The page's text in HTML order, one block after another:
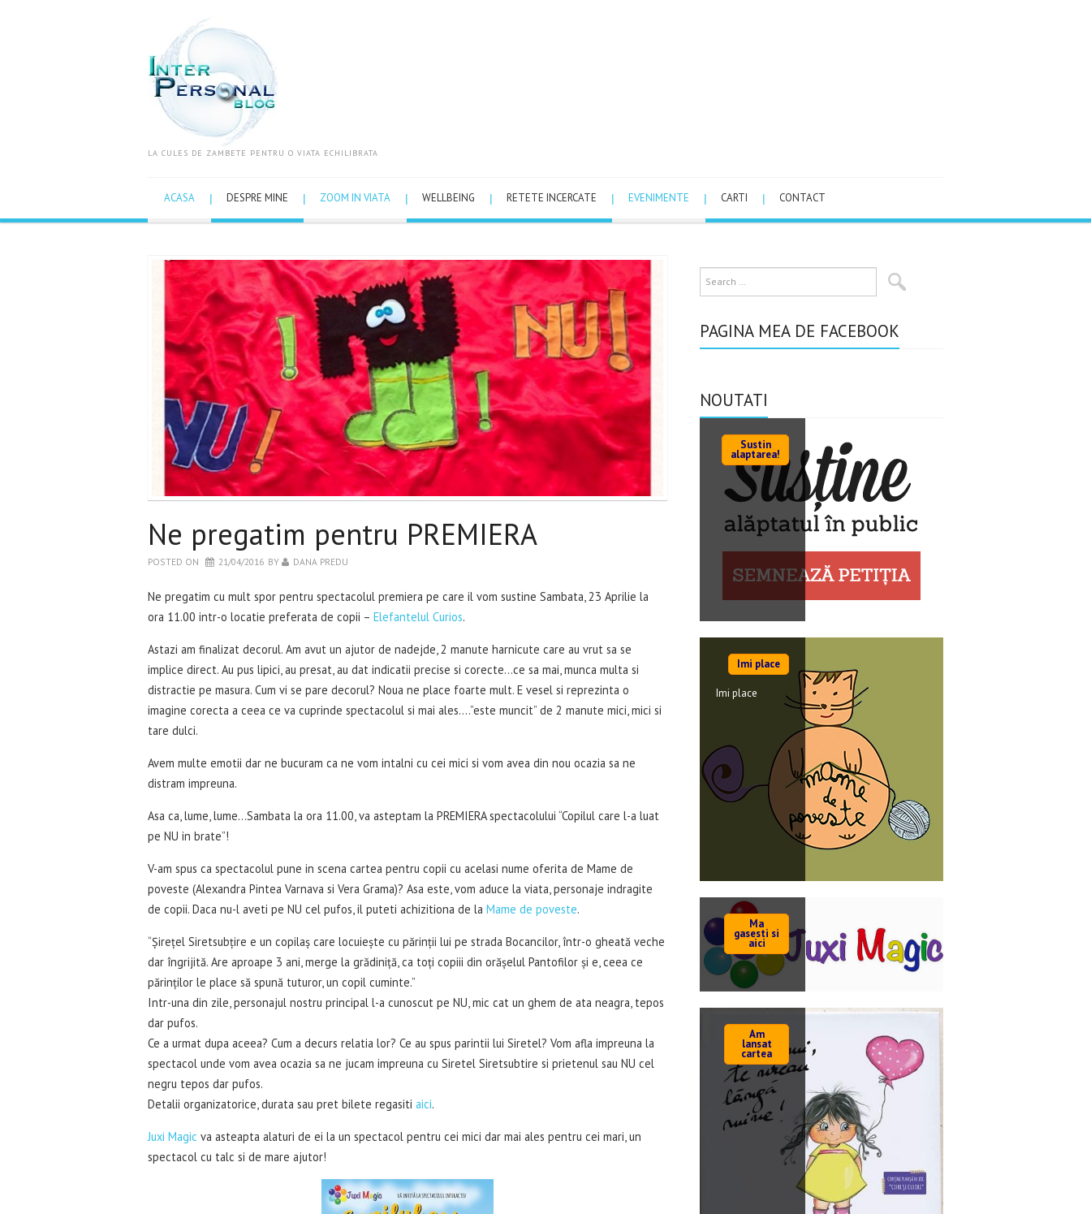
LA CULES DE ZAMBETE PENTRU O VIATA ECHILIBRATA
ACASA DESPRE MINE ZOOM IN VIATA WELLBEING RETETE INCERCATE EVENIMENTE CARTI CONTACT
Ne pregatim pentru PREMIERA
POSTED ON 21/04/2016 BY DANA PREDU
Ne pregatim cu mult spor pentru spectacolul premiera pe care il vom sustine Sambata, 23 Aprilie la
ora 11.00 intr-o locatie preferata de copii – Elefantelul Curios.
Astazi am finalizat decorul. Am avut un ajutor de nadejde, 2 manute harnicute care au vrut sa se
implice direct. Au pus lipici, au presat, au dat indicatii precise si corecte…ce sa mai, munca multa si
distractie pe masura. Cum vi se pare decorul? Noua ne place foarte mult. E vesel si reprezinta o
imagine corecta a ceea ce va cuprinde spectacolul si mai ales….”este muncit” de 2 manute mici, mici si
tare dulci.
Avem multe emotii dar ne bucuram ca ne vom intalni cu cei mici si vom avea din nou ocazia sa ne
distram impreuna.
Asa ca, lume, lume…Sambata la ora 11.00, va asteptam la PREMIERA spectacolului “Copilul care l-a luat
pe NU in brate”!
V-am spus ca spectacolul pune in scena cartea pentru copii cu acelasi nume oferita de Mame de
poveste (Alexandra Pintea Varnava si Vera Grama)? Asa este, vom aduce la viata, personaje indragite
de copii. Daca nu-l aveti pe NU cel pufos, il puteti achizitiona de la Mame de poveste.
“Șirețel Siretsubțire e un copilaș care locuiește cu părinții lui pe strada Bocancilor, într-o gheată veche
dar îngrijită. Are aproape 3 ani, merge la grădiniță, ca toți copiii din orășelul Pantofilor și e, ceea ce
părinților le place să spună tuturor, un copil cuminte.”
Intr-una din zile, personajul nostru principal l-a cunoscut pe NU, mic cat un ghem de ata neagra, tepos
dar pufos.
Ce a urmat dupa aceea? Cum a decurs relatia lor? Ce au spus parintii lui Siretel? Vom afla impreuna la
spectacol unde vom avea ocazia sa ne jucam impreuna cu Siretel Siretsubtire si prietenul sau NU cel
negru tepos dar pufos.
Detalii organizatorice, durata sau pret bilete regasiti aici.
Juxi Magic va asteapta alaturi de ei la un spectacol pentru cei mici dar mai ales pentru cei mari, un
spectacol cu talc si de mare ajutor!
PAGINA MEA DE FACEBOOK
NOUTATI
Sustin
alaptarea!
Imi place
Imi place
Ma
gasesti si
aici
Am
lansat
cartea